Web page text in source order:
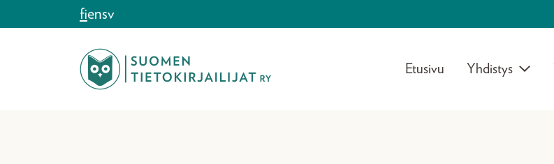
Siirry sisältöönfiensv
Etusivu Yhdistys